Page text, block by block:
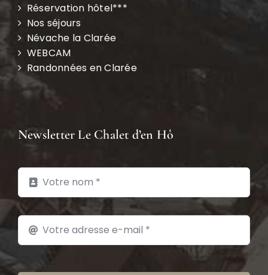
Réservation hôtel***
Nos séjours
Névache la Clarée
WEBCAM
Randonnées en Clarée
Newsletter Le Chalet d’en Hô